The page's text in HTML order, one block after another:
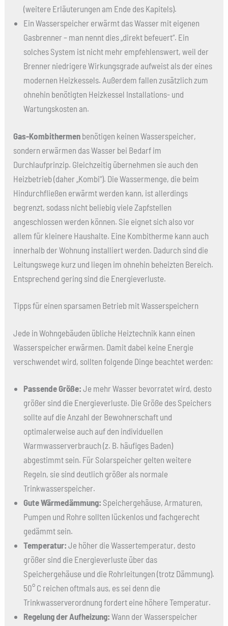
(weitere Erläuterungen am Ende des Kapitels).
Ein Wasserspeicher erwärmt das Wasser mit eigenen
Gasbrenner – man nennt dies „direkt befeuert“. Ein
solches System ist nicht mehr empfehlenswert, weil der
Brenner niedrigere Wirkungsgrade aufweist als der eines
modernen Heizkessels. Außerdem fallen zusätzlich zum
ohnehin benötigten Heizkessel Installations- und
Wartungskosten an.
Gas-Kombithermen benötigen keinen Wasserspeicher,
sondern erwärmen das Wasser bei Bedarf im
Durchlaufprinzip. Gleichzeitig übernehmen sie auch den
Heizbetrieb (daher „Kombi“). Die Wassermenge, die beim
Hindurchfließen erwärmt werden kann, ist allerdings
begrenzt, sodass nicht beliebig viele Zapfstellen
angeschlossen werden können. Sie eignet sich also vor
allem für kleinere Haushalte. Eine Kombitherme kann auch
innerhalb der Wohnung installiert werden. Dadurch sind die
Leitungswege kurz und liegen im ohnehin beheizten Bereich.
Entsprechend gering sind die Energieverluste.
Tipps für einen sparsamen Betrieb mit Wasserspeichern
Jede in Wohngebäuden übliche Heiztechnik kann einen
Wasserspeicher erwärmen. Damit dabei keine Energie
verschwendet wird, sollten folgende Dinge beachtet werden:
Passende Größe: Je mehr Wasser bevorratet wird, desto
größer sind die Energieverluste. Die Größe des Speichers
sollte auf die Anzahl der Bewohnerschaft und
optimalerweise auch auf den individuellen
Warmwasserverbrauch (z. B. häufiges Baden)
abgestimmt sein. Für Solarspeicher gelten weitere
Regeln, sie sind deutlich größer als normale
Trinkwasserspeicher.
Gute Wärmedämmung: Speichergehäuse, Armaturen,
Pumpen und Rohre sollten lückenlos und fachgerecht
gedämmt sein.
Temperatur: Je höher die Wassertemperatur, desto
größer sind die Energieverluste über das
Speichergehäuse und die Rohrleitungen (trotz Dämmung).
50° C reichen oftmals aus, es sei denn die
Trinkwasserverordnung fordert eine höhere Temperatur.
Regelung der Aufheizung: Wann der Wasserspeicher